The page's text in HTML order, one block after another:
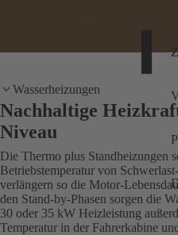
Wasserheizungen
Nachhaltige
Niveau
Die Thermo plus Standheizungen
Betriebstemperatur von
verlängern so die Motor-
den Stand-by-Phasen sorgen die
30 oder 35 kW Heizleistung
Temperatur in der Fahrerkabine